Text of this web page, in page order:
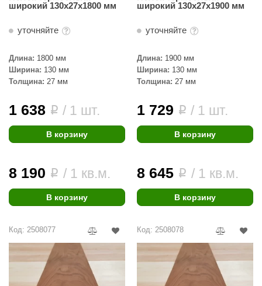
печи
тепла
широкий 130х27х1800 мм
уточняйте
Длина: 1800 мм
Ширина: 130 мм
Толщина: 27 мм
1 638 i / 1 шт.
В корзину
8 190 i / 1 кв.м.
В корзину
широкий 130х27х1900 мм
уточняйте
Длина: 1900 мм
Ширина: 130 мм
Толщина: 27 мм
1 729 i / 1 шт.
В корзину
8 645 i / 1 кв.м.
В корзину
Код: 2508077 Код: 2508078